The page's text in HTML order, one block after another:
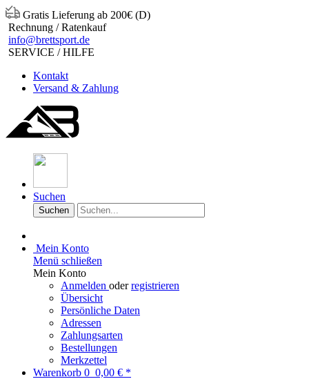
Gratis Lieferung ab 200€ (D)
Rechnung / Ratenkauf
info@brettsport.de
SERVICE / HILFE
Kontakt
Versand & Zahlung
Suchen
Suchen
Mein Konto
Menü schließen
Mein Konto
Anmelden oderregistrieren
Übersicht
Persönliche Daten
Adressen
Zahlungsarten
Bestellungen
Merkzettel
Warenkorb 0 0,00 € *